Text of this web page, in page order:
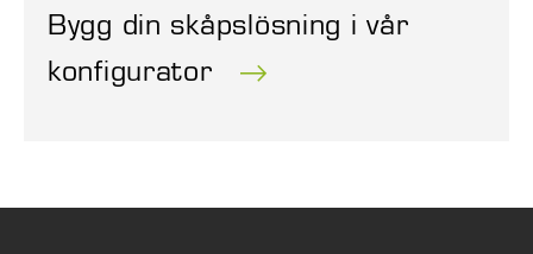
Bygg din skåpslösning i vår
konfigurator